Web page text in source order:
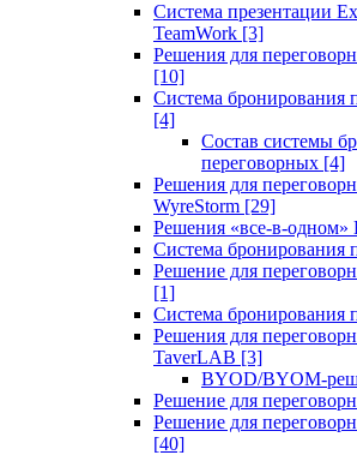
Система презентации
TeamWork [3]
Решения для
[10]
Система бронирования
[4]
Состав системы
переговорных [4]
Решения для
WyreStorm [29]
Решения «все-в-одном»
Система бронирования
Решение для
[1]
Система бронирования
Решения для
TaverLAB [3]
BYOD/BYOM-
Решение для
Решение для
[40]